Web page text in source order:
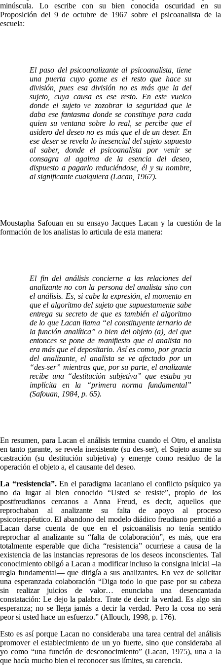
minúscula. Lo escribe con su bien conocida oscuridad en su
Proposición del 9 de octubre de 1967 sobre el psicoanalista de la
escuela:
El paso del psicoanalizante al psicoanalista, tiene
una puerta cuyo gozne es el resto que hace su
división, pues esa división no es más que la del
sujeto, cuya causa es ese resto. En este vuelco
donde el sujeto ve zozobrar la seguridad que le
daba ese fantasma donde se constituye para cada
quien su ventana sobre lo real, se percibe que el
asidero del deseo no es más que el de un deser. En
ese deser se revela lo inesencial del sujeto supuesto
al saber, donde el psicoanalista por venir se
consagra al agalma de la esencia del deseo,
dispuesto a pagarlo reduciéndose, él y su nombre,
al significante cualquiera (Lacan, 1967).
Moustapha Safouan en su ensayo Jacques Lacan y la cuestión de la
formación de los analistas lo articula de esta manera:
El fin del análisis concierne a las relaciones del
analizante no con la persona del analista sino con
el análisis. Es, si cabe la expresión, el momento en
que el algoritmo del sujeto que supuestamente sabe
entrega su secreto de que es también el algoritmo
de lo que Lacan llama “el constituyente ternario de
la función analítica” o bien del objeto (a), del que
entonces se pone de manifiesto que el analista no
era más que el depositario. Así es como, por gracia
del analizante, el analista se ve afectado por un
“des-ser” mientras que, por su parte, el analizante
recibe una “destitución subjetiva” que estaba ya
implícita en la “primera norma fundamental”
(Safouan, 1984, p. 65).
En resumen, para Lacan el análisis termina cuando el Otro, el analista
en tanto garante, se revela inexistente (su des-ser), el Sujeto asume su
castración (su destitución subjetiva) y emerge como residuo de la
operación el objeto a, el causante del deseo.
La “resistencia”.En el paradigma lacaniano el conflicto psíquico ya
no da lugar al bien conocido “Usted se resiste”, propio de los
postfreudianos cercanos a Anna Freud, es decir, aquellos que
reprochaban al analizante su falta de apoyo al proceso
psicoterapéutico. El abandono del modelo diádico freudiano permitió a
Lacan darse cuenta de que en el psicoanálisis no tenía sentido
reprochar al analizante su “falta de colaboración”, es más, que era
totalmente esperable que dicha “resistencia” ocurriese a causa de la
existencia de las instancias represoras de los deseos inconscientes. Tal
conocimiento obligó a Lacan a modificar incluso la consigna inicial –la
regla fundamental— que dirigía a sus analizantes. En vez de solicitar
una esperanzada colaboración “Diga todo lo que pase por su cabeza
sin realizar juicios de valor… enunciaba una desencantada
constatación: Le dejo la palabra. Trate de decir la verdad. Es algo sin
esperanza; no se llega jamás a decir la verdad. Pero la cosa no será
peor si usted hace un esfuerzo.” (Allouch, 1998, p. 176).
Esto es así porque Lacan no consideraba una tarea central del análisis
promover el establecimiento de un yo fuerte, sino que consideraba al
yo como “una función de desconocimiento” (Lacan, 1975), una a la
que hacía mucho bien el reconocer sus límites, su carencia.